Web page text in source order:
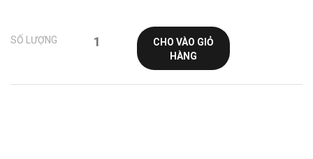
SỐ LƯỢNG
CHO VÀO GIỎ
HÀNG